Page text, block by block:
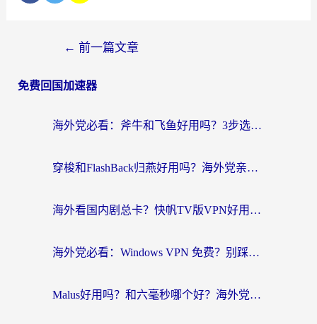
← 前一篇文章
免费回国加速器
海外党必看：斧牛和飞鱼好用吗？3步选对回国加速器，无缝刷剧玩国服
穿梭和FlashBack归燕好用吗？海外党亲测3款热门回国加速器，教你选对不踩坑
海外看国内剧总卡？快帆TV版VPN好用吗？和快滚VPN对比哪个回国效果更好？
海外党必看：Windows VPN 免费？别踩坑！教你选对好用的国内加速器无缝回国
Malus好用吗？和六毫秒哪个好？海外党选回国加速器的避坑指南